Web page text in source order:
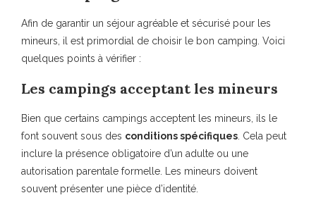
Afin de garantir un séjour agréable et sécurisé pour les
mineurs, il est primordial de choisir le bon camping. Voici
quelques points à vérifier :
Les campings acceptant les mineurs
Bien que certains campings acceptent les mineurs, ils le
font souvent sous des conditions spécifiques . Cela peut
inclure la présence obligatoire d’un adulte ou une
autorisation parentale formelle. Les mineurs doivent
souvent présenter une pièce d’identité.